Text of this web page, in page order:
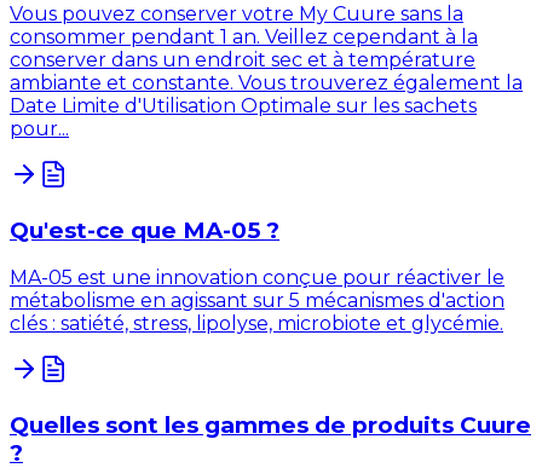
Vous pouvez conserver votre My Cuure sans la
consommer pendant 1 an. Veillez cependant à la
conserver dans un endroit sec et à température
ambiante et constante. Vous trouverez également la
Date Limite d'Utilisation Optimale sur les sachets
pour...
Qu'est-ce que MA-05 ?
MA-05 est une innovation conçue pour réactiver le
métabolisme en agissant sur 5 mécanismes d'action
clés : satiété, stress, lipolyse, microbiote et glycémie.
Quelles sont les gammes de produits Cuure
?